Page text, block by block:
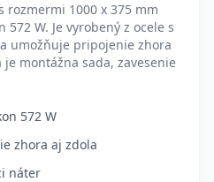
rozmermi 1000 x 375 mm
W. Je vyrobený z ocele s
umožňuje pripojenie zhora
montážna sada, zavesenie
572 W
zhora aj zdola
náter